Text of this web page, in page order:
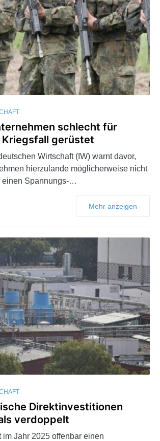
schlecht für
gerüstet
Wirtschaft (IW) warnt davor,
hierzulande möglicherweise nicht
einen Spannungs-…
Mehr anzeigen
Direktinvestitionen
verdoppelt
im Jahr 2025 offenbar einen